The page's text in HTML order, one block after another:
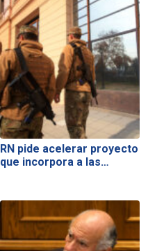
RN pide acelerar proyecto
que incorpora a las…